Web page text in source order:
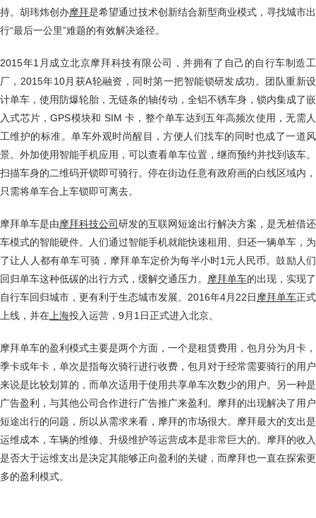
持。胡玮炜创办摩拜是希望通过技术创新结合新型商业模式，寻找城市出
行“最后一公里”难题的有效解决途径。
2015年1月成立北京摩拜科技有限公司，并拥有了自己的自行车制造工
厂，2015年10月获A轮融资，同时第一把智能锁研发成功。团队重新设
计单车，使用防爆轮胎，无链条的轴传动，全铝不锈车身，锁内集成了嵌
入式芯片，GPS模块和 SIM 卡，整个单车达到五年高频次使用，无需人
工维护的标准。单车外观时尚醒目，方便人们找车的同时也成了一道风
景。外加使用智能手机应用，可以查看单车位置，继而预约并找到该车。
扫描车身的二维码开锁即可骑行。停在街边任意有政府画的白线区域内，
只需将单车合上车锁即可离去。
摩拜单车是由摩拜科技公司研发的互联网短途出行解决方案，是无桩借还
车模式的智能硬件。人们通过智能手机就能快速租用、归还一辆单车，为
了让人人都有单车可骑，摩拜单车定价为每半小时1元人民币。鼓励人们
回归单车这种低碳的出行方式，缓解交通压力。 摩拜单车的出现，实现了
自行车回归城市，更有利于生态城市发展。2016年4月22日摩拜单车正式
上线，并在 上海投入运营，9月1日正式进入北京。
摩拜单车的盈利模式主要是两个方面，一个是租赁费用，包月分为月卡，
季卡或年卡，单次是指每次骑行进行收费，包月对于经常需要骑行的用户
来说是比较划算的，而单次适用于使用共享单车次数少的用户。另一种是
广告盈利，与其他公司合作进行广告推广来盈利。摩拜的出现解决了用户
短途出行的问题，所以从需求来看，摩拜的市场很大。摩拜最大的支出是
运维成本，车辆的维修、升级维护等运营成本是非常巨大的。摩拜的收入
是否大于运维支出是决定其能够正向盈利的关键，而摩拜也一直在探索更
多的盈利模式。